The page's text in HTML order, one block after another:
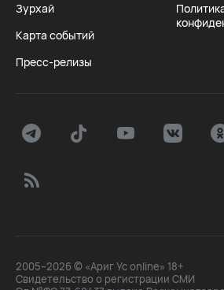
Зурхай
Карта событий
Пресс-релизы
2005–2026 © «Ариг Ус online» 18+
Свидетельство о регистрации СМИ